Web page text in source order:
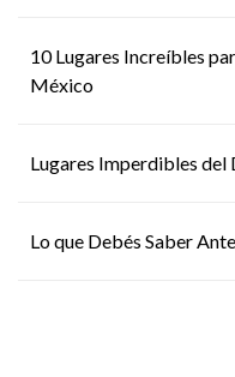
10 Lugares Increíbles
México
Lugares Imperdibles
Lo que Debés Saber